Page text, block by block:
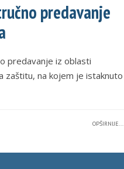
predavanje
predavanje iz oblasti
zaštitu, na kojem je istaknuto
OPŠIRNIJE...